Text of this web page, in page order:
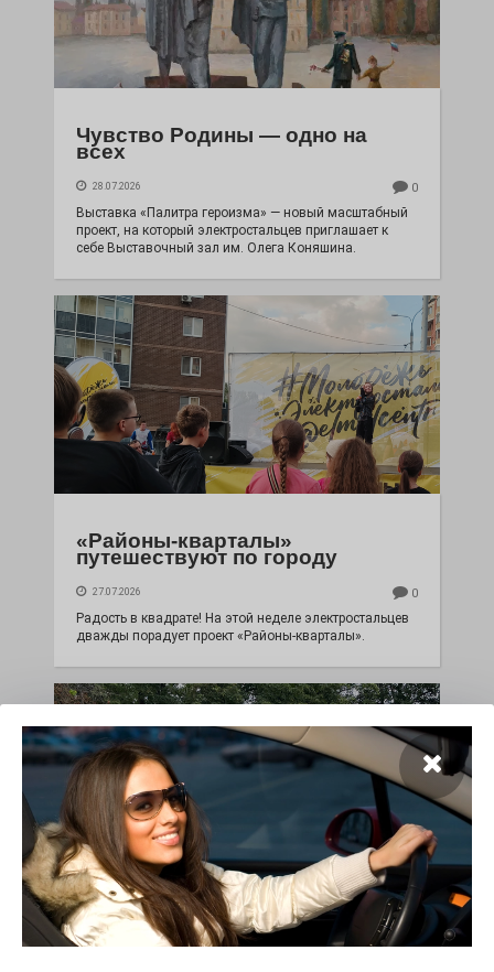
Чувство Родины — одно на
всех
28.07.2026 0
Выставка «Палитра героизма» — новый масштабный
проект, на который электростальцев приглашает к
себе Выставочный зал им. Олега Коняшина.
«Районы-кварталы»
путешествуют по городу
27.07.2026 0
Радость в квадрате! На этой неделе электростальцев
дважды порадует проект «Районы-кварталы».
100 футов под килем!